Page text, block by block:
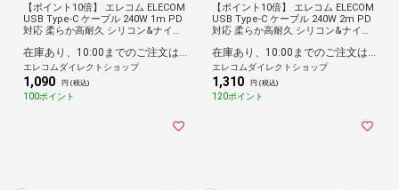
【ポイント10倍】 エレコム ELECOM
USB Type-C ケーブル 240W 1m PD
対応 柔らか高耐久 シリコン&ナイロ
Galaxy 各種対応 ホワイト
在庫あり、10:00までのご注文は最短即日発送
エレコムダイレクトショップ
1,090 円 (税込)
100ポイント
【ポイント10倍】 エレコム ELECOM
USB Type-C ケーブル 240W 2m PD
対応 柔らか高耐久 シリコン&ナイロ
Galaxy 各種対応 ホワイト
在庫あり、10:00までのご注文は最短即日発送
エレコムダイレクトショップ
1,310 円 (税込)
120ポイント